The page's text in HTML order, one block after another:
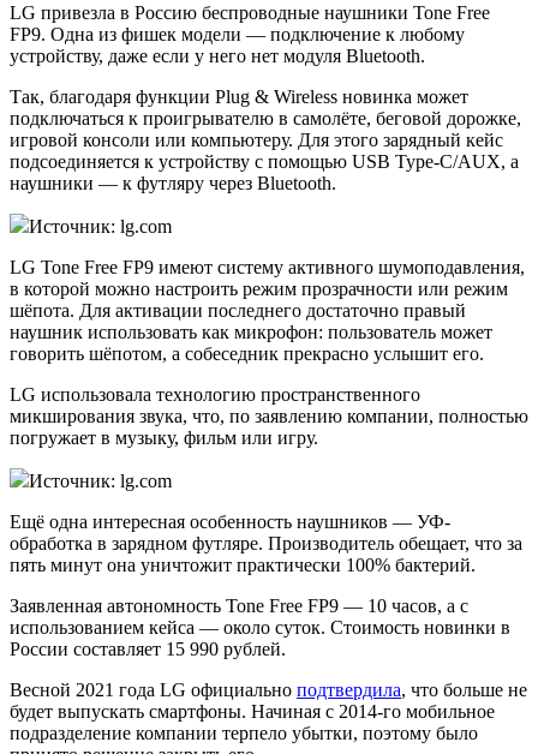
LG привезла в Россию беспроводные наушники Tone Free
FP9. Одна из фишек модели — подключение к любому
устройству, даже если у него нет модуля Bluetooth.
Так, благодаря функции Plug & Wireless новинка может
подключаться к проигрывателю в самолёте, беговой дорожке,
игровой консоли или компьютеру. Для этого зарядный кейс
подсоединяется к устройству с помощью USB Type-C/AUX, а
наушники — к футляру через Bluetooth.
Источник: lg.com
LG Tone Free FP9 имеют систему активного шумоподавления,
в которой можно настроить режим прозрачности или режим
шёпота. Для активации последнего достаточно правый
наушник использовать как микрофон: пользователь может
говорить шёпотом, а собеседник прекрасно услышит его.
LG использовала технологию пространственного
микширования звука, что, по заявлению компании, полностью
погружает в музыку, фильм или игру.
Источник: lg.com
Ещё одна интересная особенность наушников — УФ-
обработка в зарядном футляре. Производитель обещает, что за
пять минут она уничтожит практически 100% бактерий.
Заявленная автономность Tone Free FP9 — 10 часов, а с
использованием кейса — около суток. Стоимость новинки в
России составляет 15 990 рублей.
Весной 2021 года LG официально подтвердила, что больше не
будет выпускать смартфоны. Начиная с 2014-го мобильное
подразделение компании терпело убытки, поэтому было